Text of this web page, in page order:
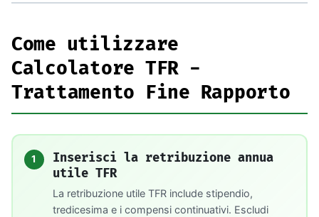
Come utilizzare
Calcolatore TFR -
Trattamento Fine Rapporto
1
Inserisci la retribuzione annua
utile TFR
La retribuzione utile TFR include stipendio,
tredicesima e i compensi continuativi. Escludi